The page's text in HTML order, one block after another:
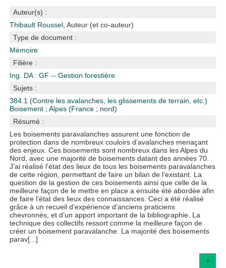
Auteur(s) :
Thibault Roussel , Auteur (et co-auteur)
Type de document :
Mémoire
Filière :
Ing. DA : GF -- Gestion forestière
Sujets :
384.1 (Contre les avalanches, les glissements de terrain, etc.)
Boisement ;Alpes (France ; nord)
Résumé :
Les boisements paravalanches assurent une fonction de
protection dans de nombreux couloirs d’avalanches menaçant
des enjeux. Ces boisements sont nombreux dans les Alpes du
Nord, avec une majorité de boisements datant des années 70.
J’ai réalisé l’état des lieux de tous les boisements paravalanches
de cette région, permettant de faire un bilan de l’existant. La
question de la gestion de ces boisements ainsi que celle de la
meilleure façon de le mettre en place a ensuite été abordée afin
de faire l’état des lieux des connaissances. Ceci a été réalisé
grâce à un recueil d’expérience d’anciens praticiens
chevronnés, et d’un apport important de la bibliographie. La
technique des collectifs ressort comme la meilleure façon de
créer un boisement paravalanche. La majorité des boisements
parav[...]
+